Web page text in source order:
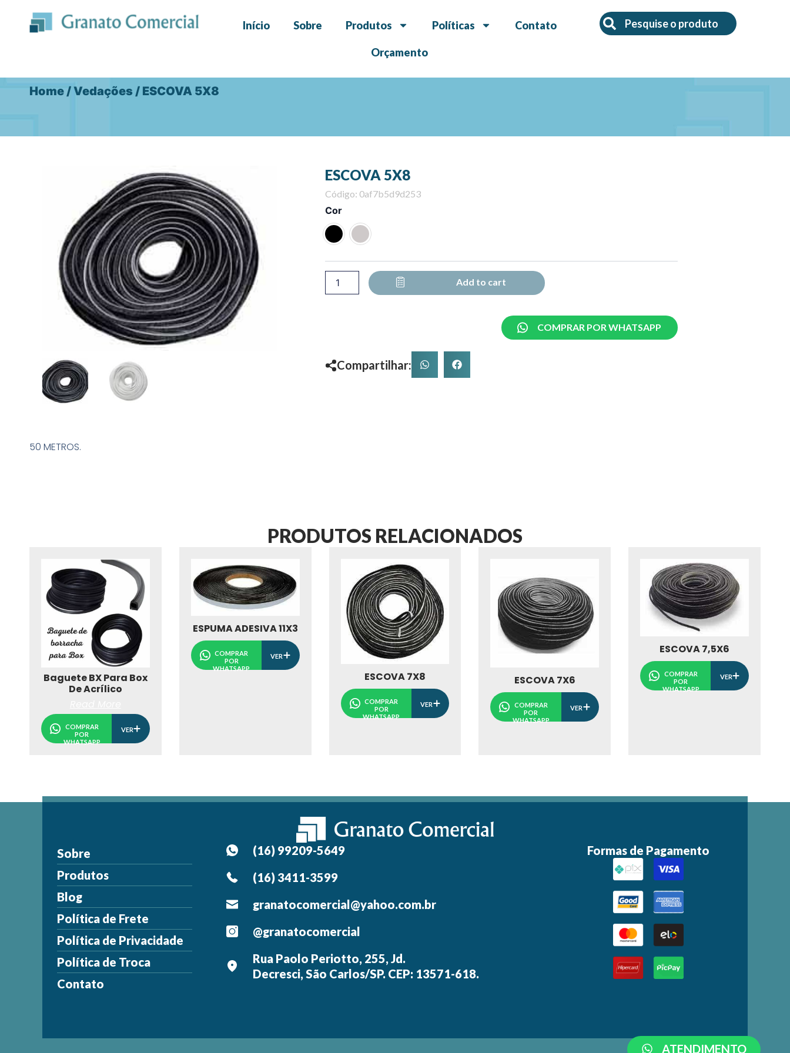
Início Sobre Produtos Políticas Contato
Orçamento
SearchSearch
Home/Vedações / ESCOVA 5X8
ESCOVA 5X8
Código: 0af7b5d9d253
Cor
ESCOVA
5X8
quantity
Add to cart
COMPRAR POR WHATSAPP
Compartilhar:
50 METROS.
PRODUTOS RELACIONADOS
Baguete BX Para Box
De Acrílico
COMPRAR
POR
WHATSAPP
VER
ESPUMA ADESIVA 11X3
COMPRAR
POR
WHATSAPP
VER
ESCOVA 7X8
COMPRAR
POR
WHATSAPP
VER
ESCOVA 7X6
COMPRAR
POR
WHATSAPP
VER
ESCOVA 7,5X6
COMPRAR
POR
WHATSAPP
VER
ATENDIMENTO
Sobre
Produtos
Blog
Política de Frete
Política de Privacidade
Política de Troca
Contato
(16) 99209-5649
(16) 3411-3599
granatocomercial@yahoo.com.br
@granatocomercial
Rua Paolo Periotto, 255, Jd.
Decresci, São Carlos/SP. CEP: 13571-618.
Formas de Pagamento